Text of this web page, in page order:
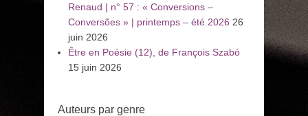
Renaud | n° 57 : « Conversions –
Conversões » | printemps – été 2026 26
juin 2026
Être en Poésie (12), de François Szabó
15 juin 2026
Auteurs par genre